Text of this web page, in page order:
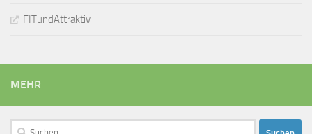
FITundAttraktiv
MEHR
Suchen